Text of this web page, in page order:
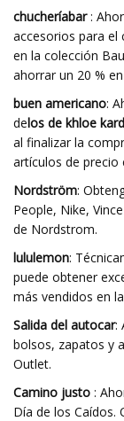
chucheríabar:
accesorios para el
en la colección
ahorrar un 20 %
buen americano:
delos de khloe
al finalizar la
artículos de
Nordström:
People, Nike,
de Nordstrom.
lululemon:
puede obtener
más vendidos en
Salida del autocar:
bolsos, zapatos y
Outlet.
Camino justo :
Día de los Caídos.